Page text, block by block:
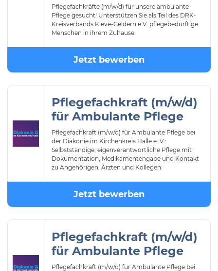
Pflegefachkräfte (m/w/d) für unsere ambulante
Pflege gesucht! Unterstützen Sie als Teil des DRK-
Kreisverbands Kleve-Geldern e.V. pflegebedürftige
Menschen in ihrem Zuhause.
Jetzt bewerben
Pflegefachkraft (m/w/d)
für Ambulante Pflege
Pflegefachkraft (m/w/d) für Ambulante Pflege bei
der Diakonie im Kirchenkreis Halle e. V.:
Selbstständige, eigenverantwortliche Pflege mit
Dokumentation, Medikamentengabe und Kontakt
zu Angehörigen, Ärzten und Kollegen.
Jetzt bewerben
Pflegefachkraft (m/w/d)
für Ambulante Pflege
Pflegefachkraft (m/w/d) für Ambulante Pflege bei